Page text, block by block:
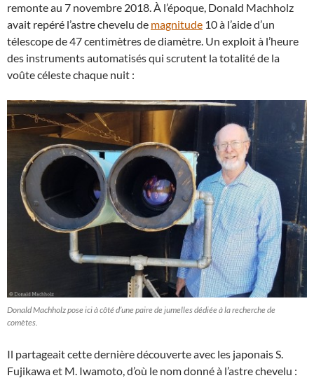
remonte au 7 novembre 2018. À l’époque, Donald Machholz
avait repéré l’astre chevelu de magnitude 10 à l’aide d’un
télescope de 47 centimètres de diamètre. Un exploit à l’heure
des instruments automatisés qui scrutent la totalité de la
voûte céleste chaque nuit :
Donald Machholz pose ici à côté d’une paire de jumelles dédiée à la recherche de
comètes.
Il partageait cette dernière découverte avec les japonais S.
Fujikawa et M. Iwamoto, d’où le nom donné à l’astre chevelu :